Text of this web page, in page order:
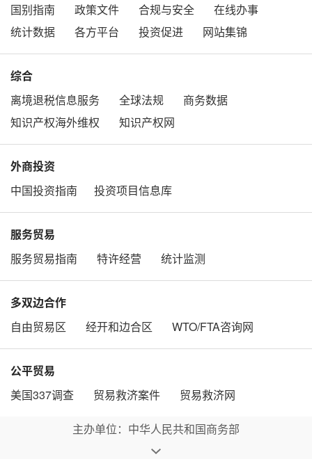
国别指南
政策文件 合规与安全
在线办事
统计数据
各方平台 投资促进 网站集锦
综合
离境退税信息服务
全球法规
商务数据
知识产权海外维权
知识产权网
外商投资
中国投资指南
投资项目信息库
服务贸易
服务贸易指南
特许经营 统计监测
多双边合作
自由贸易区
经开和边合区 WTO/FTA咨询网
公平贸易
美国337调查
贸易救济案件 贸易救济网
主办单位：中华人民共和国商务部